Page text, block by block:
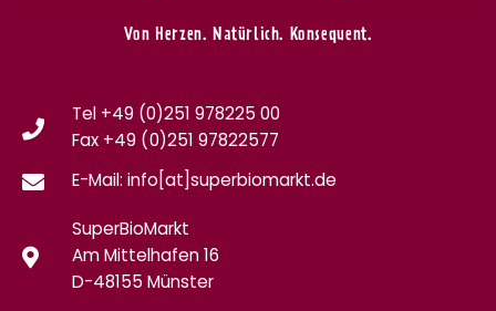
Von Herzen. Natürlich. Konsequent.
Tel +49 (0)251 978225 00
Fax +49 (0)251 97822577
E-Mail: info[at]superbiomarkt.de
SuperBioMarkt
Am Mittelhafen 16
D-48155 Münster